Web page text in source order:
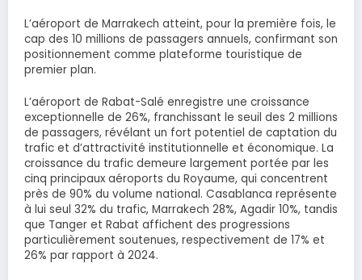
L’aéroport de Marrakech atteint, pour la première fois, le
cap des 10 millions de passagers annuels, confirmant son
positionnement comme plateforme touristique de
premier plan.
L’aéroport de Rabat-Salé enregistre une croissance
exceptionnelle de 26%, franchissant le seuil des 2 millions
de passagers, révélant un fort potentiel de captation du
trafic et d’attractivité institutionnelle et économique. La
croissance du trafic demeure largement portée par les
cinq principaux aéroports du Royaume, qui concentrent
près de 90% du volume national. Casablanca représente
à lui seul 32% du trafic, Marrakech 28%, Agadir 10%, tandis
que Tanger et Rabat affichent des progressions
particulièrement soutenues, respectivement de 17% et
26% par rapport à 2024.